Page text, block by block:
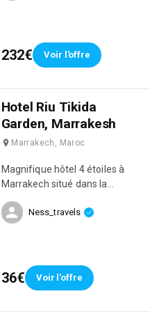
232€ Voir l'offre
Hotel Riu Tikida
Garden, Marrakesh
Marrakech, Maroc
Magnifique hôtel 4 étoiles à
Marrakech situé dans la
Médina ! On y a passé un séjour
éblouis par la beauté de l'hôtel !
😍 Le cadre est sublime, c'est
Ness_travels
36€ Voir l'offre